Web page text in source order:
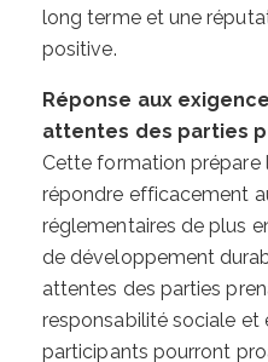
long terme et une
positive.
Réponse aux
attentes des parties
Cette formation prépare
répondre efficacement
réglementaires de plus
de développement
attentes des parties
responsabilité sociale et
participants pourront